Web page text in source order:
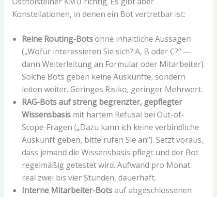
Konstellationen, in denen ein Bot vertretbar ist:
Reine Routing-Botsohne inhaltliche Aussagen
(„Wofür interessieren Sie sich? A, B oder C?“ —
dann Weiterleitung an Formular oder Mitarbeiter).
Solche Bots geben keine Auskünfte, sondern
leiten weiter. Geringes Risiko, geringer Mehrwert.
RAG-Bots auf streng begrenzter, gepflegter
Wissensbasismit hartem Refusal bei Out-of-
Scope-Fragen („Dazu kann ich keine verbindliche
Auskunft geben, bitte rufen Sie an“). Setzt voraus,
dass jemand die Wissensbasis pflegt und der Bot
regelmäßig getestet wird. Aufwand pro Monat:
real zwei bis vier Stunden, dauerhaft.
Interne Mitarbeiter-Botsauf abgeschlossenen